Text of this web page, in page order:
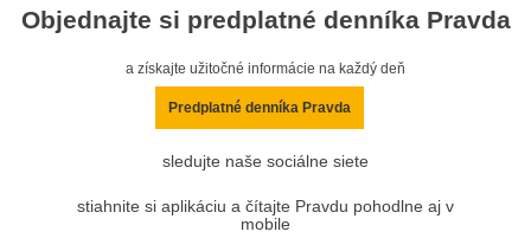
Objednajte si predplatné denníka Pravda
a získajte užitočné informácie na každý deň
Predplatné denníka Pravda
sledujte naše sociálne siete
stiahnite si aplikáciu a čítajte Pravdu pohodlne aj v
mobile